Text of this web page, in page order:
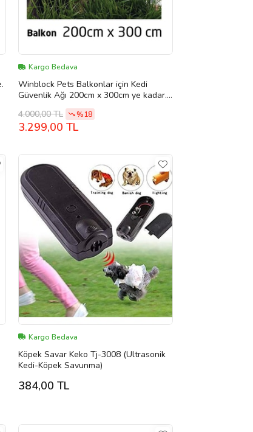
Kargo Bedava
Winblock Pets Balkonlar için Kedi
Güvenlik Ağı 200cm x 300cm ye kadar.
4.000,00 TL %18
3.299,00 TL
Kargo Bedava
Köpek Savar Keko Tj-3008 (Ultrasonik
Kedi-Köpek Savunma)
384,00 TL